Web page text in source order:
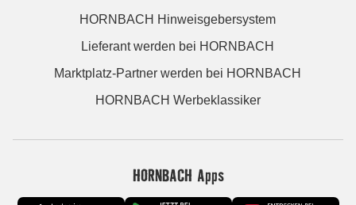
HORNBACH Hinweisgebersystem
Lieferant werden bei HORNBACH
Marktplatz-Partner werden bei HORNBACH
HORNBACH Werbeklassiker
HORNBACH Apps